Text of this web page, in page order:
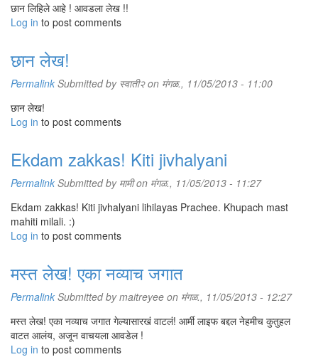
छान लिहिले आहे ! आवडला लेख !!
Log in to post comments
छान लेख!
Permalink Submitted by स्वाती२on मंगळ., 11/05/2013 - 11:00
छान लेख!
Log in to post comments
Ekdam zakkas! Kiti jivhalyani
Permalink Submitted by मामीon मंगळ., 11/05/2013 - 11:27
Ekdam zakkas! Kiti jivhalyani lihilayas Prachee. Khupach mast
mahiti milali. :)
Log in to post comments
मस्त लेख! एका नव्याच जगात
Permalink Submitted bymaitreyee on मंगळ., 11/05/2013 - 12:27
मस्त लेख! एका नव्याच जगात गेल्यासारखं वाटलं! आर्मी लाइफ बद्दल नेहमीच कुतुहल
वाटत आलंय, अजून वाचयला आवडेल !
Log in to post comments